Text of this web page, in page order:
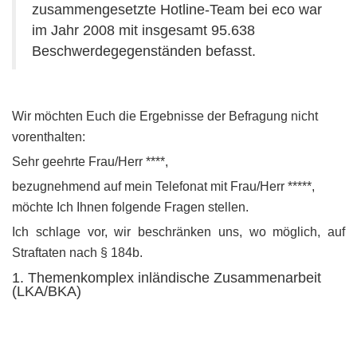
zusammengesetzte Hotline-Team bei eco war
im Jahr 2008 mit insgesamt 95.638
Beschwerdegegenständen befasst.
Wir möchten Euch die Ergebnisse der Befragung nicht
vorenthalten:
Sehr geehrte Frau/Herr ****,
bezugnehmend auf mein Telefonat mit Frau/Herr *****,
möchte Ich Ihnen folgende Fragen stellen.
Ich schlage vor, wir beschränken uns, wo möglich, auf
Straftaten nach § 184b.
1. Themenkomplex inländische Zusammenarbeit
(LKA/BKA)